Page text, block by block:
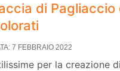
di Pagliaccio
7 FEBBRAIO 2022
per la creazione